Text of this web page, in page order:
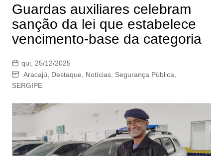
Guardas auxiliares celebram
sanção da lei que estabelece
vencimento-base da categoria
qui, 25/12/2025
Aracajú
Destaque Notícias, Segurança Pública
SERGIPE